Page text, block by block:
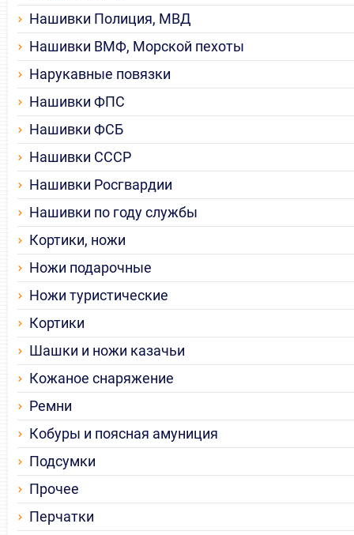
Нашивки Полиция, МВД
Нашивки ВМФ, Морской пехоты
Нарукавные повязки
Нашивки ФПС
Нашивки ФСБ
Нашивки СССР
Нашивки Росгвардии
Нашивки по году службы
Кортики, ножи
Ножи подарочные
Ножи туристические
Кортики
Шашки и ножи казачьи
Кожаное снаряжение
Ремни
Кобуры и поясная амуниция
Подсумки
Прочее
Перчатки